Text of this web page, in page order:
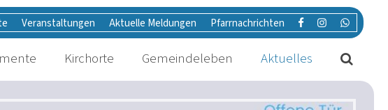
Veranstaltungen Aktuelle Meldungen Pfarrnachrichten
Kirchorte Gemeindeleben Aktuelles